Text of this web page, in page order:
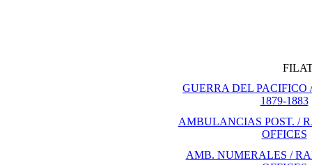
GUERRA DEL PACIFICO
1879-1883
AMBULANCIAS POST. /
OFFICES
AMB. NUMERALES /